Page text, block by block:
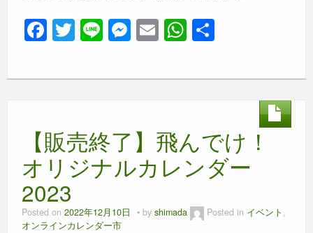
F
c
o
o
k
T
tt
Li
e
M
ss
g
er
E
ail
W
at
p
p
【販売終了】飛んでけ！
オリジナルカレンダー
2023
Posted on 2022年12月10日 by shimada Posted in イベント ,
オンラインカレンダー市